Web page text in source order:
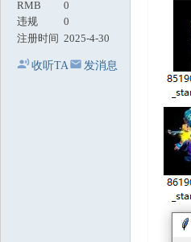
RMB
0
违规
0
注册时间 2025-4-30
收听TA 发消息